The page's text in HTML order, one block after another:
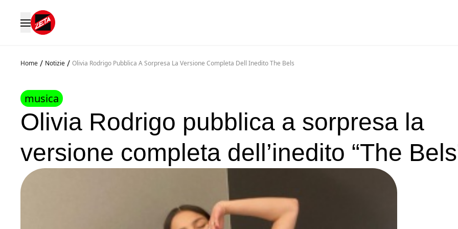
Home / Notizie / Olivia Rodrigo Pubblica A Sorpresa La Versione Completa Dell Inedito The Bels
musica
Olivia Rodrigo pubblica a sorpresa la
versione completa dell’inedito “The